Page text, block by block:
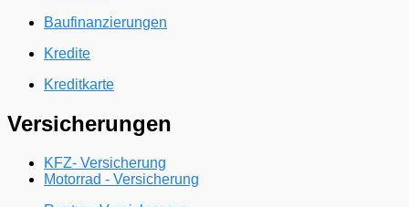
Baufinanzierungen
Kredite
Kreditkarte
Versicherungen
KFZ- Versicherung
Motorrad - Versicherung